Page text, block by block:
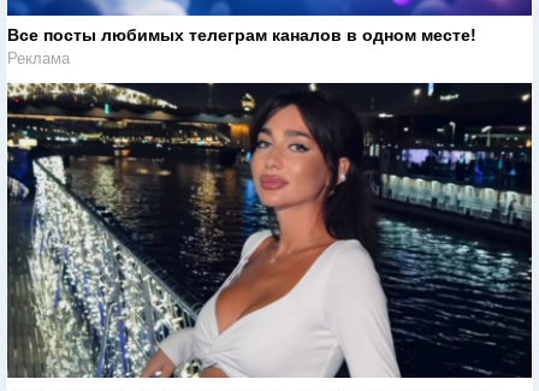
Все посты любимых телеграм каналов в одном месте!
Реклама